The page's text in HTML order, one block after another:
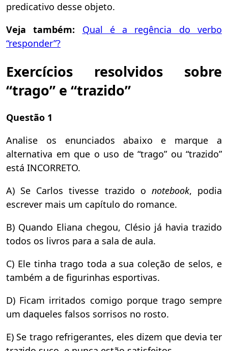
predicativo desse objeto.
Veja também: Qual é a regência do verbo
“responder”?
Exercícios resolvidos sobre
“trago” e “trazido”
Questão 1
Analise os enunciados abaixo e marque a
alternativa em que o uso de “trago” ou “trazido”
está INCORRETO.
A) Se Carlos tivesse trazido o notebook, podia
escrever mais um capítulo do romance.
B) Quando Eliana chegou, Clésio já havia trazido
todos os livros para a sala de aula.
C) Ele tinha trago toda a sua coleção de selos, e
também a de figurinhas esportivas.
D) Ficam irritados comigo porque trago sempre
um daqueles falsos sorrisos no rosto.
E) Se trago refrigerantes, eles dizem que devia ter